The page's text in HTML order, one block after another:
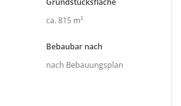
ca. 815 m²
Bebaubar nach
nach Bebauungsplan